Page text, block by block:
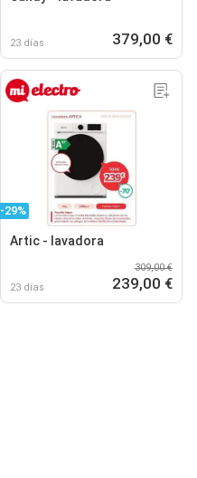
23 días 379,00 €
-29%
Artic - lavadora
23 días
309,00 €
239,00 €